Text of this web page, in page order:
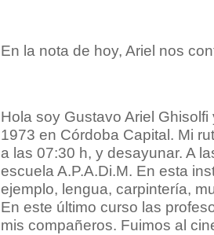
En la nota de hoy, Ariel nos
Hola soy Gustavo Ariel
1973 en Córdoba Capital. Mi
a las 07:30 h, y desayunar. A
escuela A.P.A.Di.M. En esta
ejemplo, lengua, carpintería,
En este último curso las
mis compañeros. Fuimos al